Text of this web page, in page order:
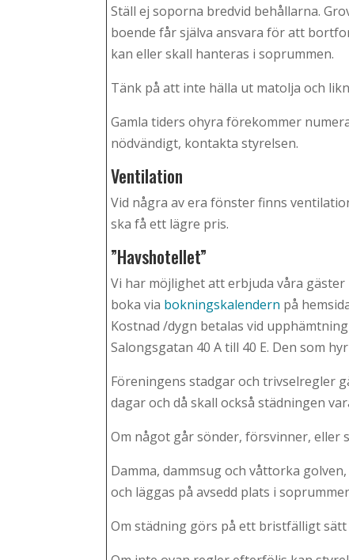
Ställ ej soporna bredvid behållarna.
boende får själva ansvara för att
kan eller skall hanteras i soprummen.
Tänk på att inte hälla ut matolja och
Gamla tiders ohyra förekommer
nödvändigt, kontakta styrelsen.
Ventilation
Vid några av era fönster finns
ska få ett lägre pris.
”Havshotellet”
Vi har möjlighet att erbjuda våra
boka via bokningskalendern på
Kostnad /dygn betalas vid
Salongsgatan 40 A till 40 E. Den som
Föreningens stadgar och trivselregler
dagar och då skall också städningen
Om något går sönder, försvinner, eller
Damma, dammsug och våttorka
och läggas på avsedd plats i
Om städning görs på ett bristfälligt